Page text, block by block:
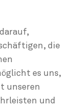
die
es uns,
unseren
und